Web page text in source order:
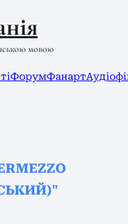
мовою
ФорумФанарт